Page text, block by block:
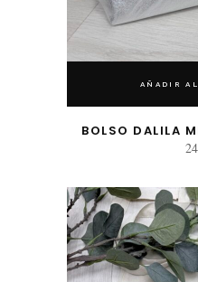
AÑADIR
BOLSO DALILA